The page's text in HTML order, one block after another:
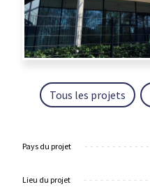
Tous les projets
Pays du projet
Lieu du projet